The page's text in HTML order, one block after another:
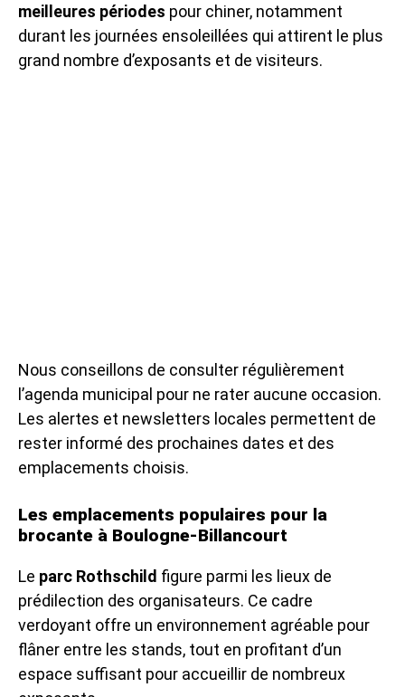
meilleures périodes pour chiner, notamment
durant les journées ensoleillées qui attirent le plus
grand nombre d’exposants et de visiteurs.
Nous conseillons de consulter régulièrement
l’agenda municipal pour ne rater aucune occasion.
Les alertes et newsletters locales permettent de
rester informé des prochaines dates et des
emplacements choisis.
Les emplacements populaires pour la
brocante à Boulogne-Billancourt
Le parc Rothschild figure parmi les lieux de
prédilection des organisateurs. Ce cadre
verdoyant offre un environnement agréable pour
flâner entre les stands, tout en profitant d’un
espace suffisant pour accueillir de nombreux